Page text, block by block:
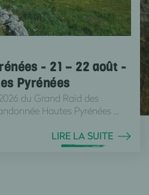
- 21 – 22 août -
Pyrénées
du Grand Raid des
Hautes Pyrénées ...
LIRE LA SUITE